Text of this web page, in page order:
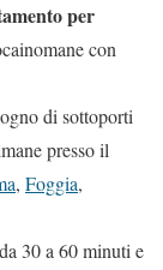
per
con
di sottoporti
presso il
, Foggia,
30 a 60 minuti e